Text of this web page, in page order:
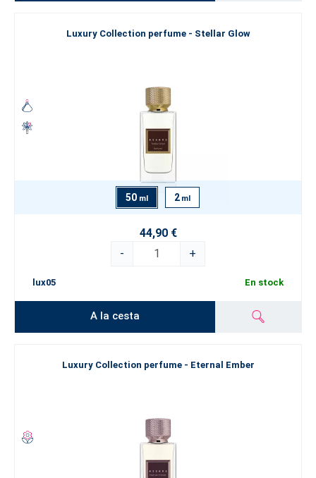
Luxury Collection perfume - Stellar Glow
50 ml 2 ml
44,90 €
-
+
lux05 En stock
A la cesta
Luxury Collection perfume - Eternal Ember